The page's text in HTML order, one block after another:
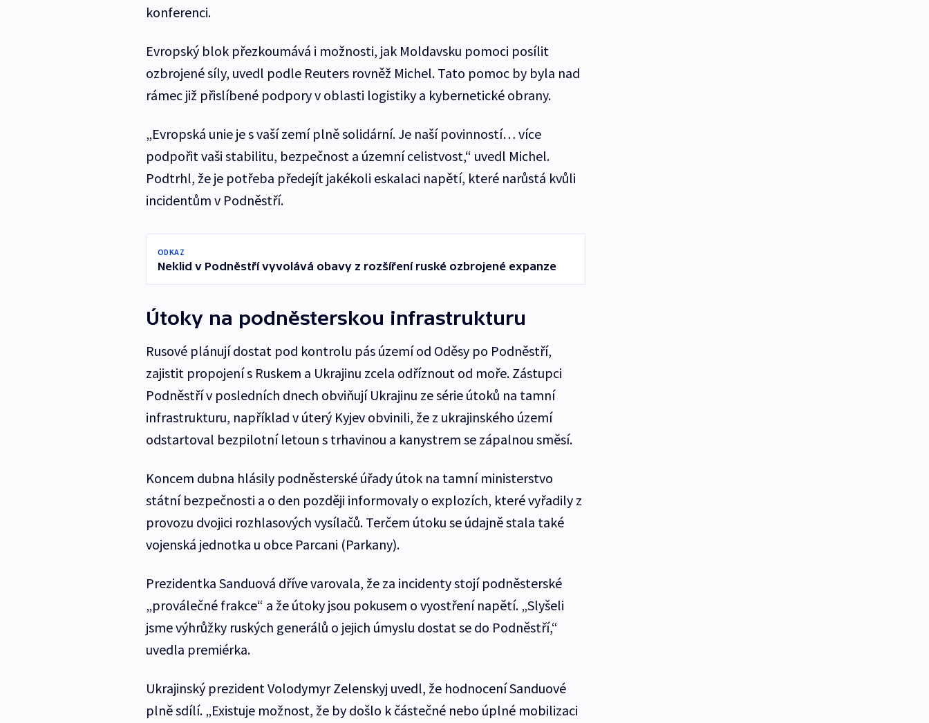
konferenci.
Evropský blok přezkoumává i možnosti, jak Moldavsku pomoci posílit
ozbrojené síly, uvedl podle Reuters rovněž Michel. Tato pomoc by byla nad
rámec již přislíbené podpory v oblasti logistiky a kybernetické obrany.
„Evropská unie je s vaší zemí plně solidární. Je naší povinností… více
podpořit vaši stabilitu, bezpečnost a územní celistvost,“ uvedl Michel.
Podtrhl, že je potřeba předejít jakékoli eskalaci napětí, které narůstá kvůli
incidentům v Podněstří.
ODKAZ
Neklid v Podněstří vyvolává obavy z rozšíření ruské ozbrojené expanze
Útoky na podněsterskou infrastrukturu
Rusové plánují dostat pod kontrolu pás území od Oděsy po Podněstří,
zajistit propojení s Ruskem a Ukrajinu zcela odříznout od moře. Zástupci
Podněstří v posledních dnech obviňují Ukrajinu ze série útoků na tamní
infrastrukturu, například v úterý Kyjev obvinili, že z ukrajinského území
odstartoval bezpilotní letoun s trhavinou a kanystrem se zápalnou směsí.
Koncem dubna hlásily podněsterské úřady útok na tamní ministerstvo
státní bezpečnosti a o den později informovaly o explozích, které vyřadily z
provozu dvojici rozhlasových vysílačů. Terčem útoku se údajně stala také
vojenská jednotka u obce Parcani (Parkany).
Prezidentka Sanduová dříve varovala, že za incidenty stojí podněsterské
„proválečné frakce“ a že útoky jsou pokusem o vyostření napětí. „Slyšeli
jsme výhrůžky ruských generálů o jejich úmyslu dostat se do Podněstří,“
uvedla premiérka.
Ukrajinský prezident Volodymyr Zelenskyj uvedl, že hodnocení Sanduové
plně sdílí. „Existuje možnost, že by došlo k částečné nebo úplné mobilizaci